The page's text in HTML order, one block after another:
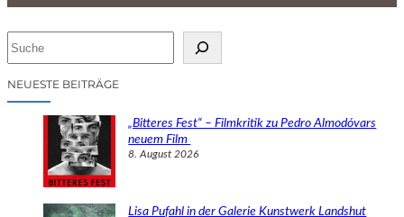
cNEUESTE BEITRÄGE
„Bitteres Fest“ – Filmkritik zu Pedro Almodóvars
neuem Film
8. August 2026
Lisa Pufahl in der Galerie Kunstwerk Landshut